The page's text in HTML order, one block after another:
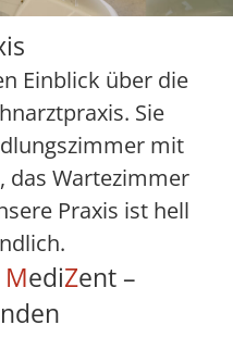
Einblick über die
Sie
mit
das Wartezimmer
Praxis ist hell
MediZent –